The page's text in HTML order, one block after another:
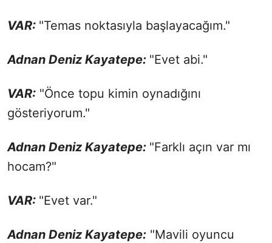
VAR: "Temas noktasıyla başlayacağım."
Adnan Deniz Kayatepe: "Evet abi."
VAR: "Önce topu kimin oynadığını
gösteriyorum."
Adnan Deniz Kayatepe: "Farklı açın var mı
hocam?"
VAR: "Evet var."
Adnan Deniz Kayatepe: "Mavili oyuncu